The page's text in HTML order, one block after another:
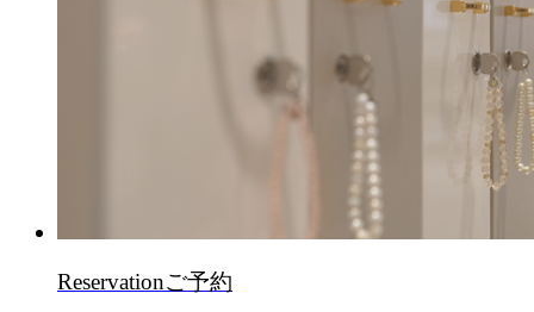
Reservationご予約